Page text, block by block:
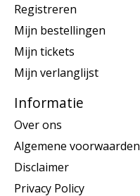
Registreren
Mijn bestellingen
Mijn tickets
Mijn verlanglijst
Informatie
Over ons
Algemene voorwaarden
Disclaimer
Privacy Policy